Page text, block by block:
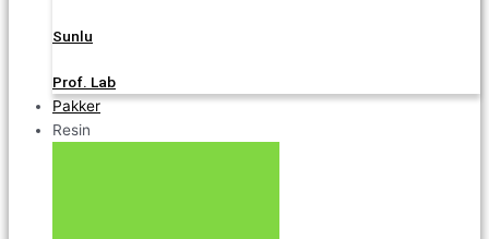
Sunlu
Prof. Lab
Pakker
Resin